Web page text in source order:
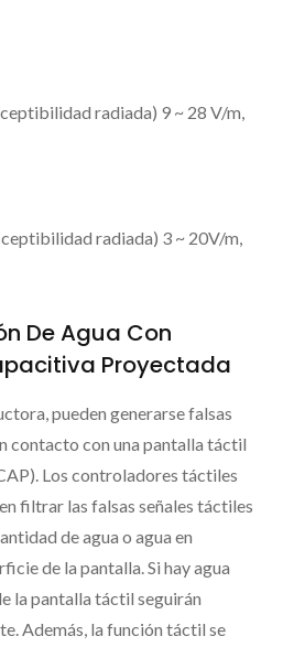
radiada) 9 ~ 28 V/m,
radiada) 3 ~ 20V/m,
De Agua Con
Proyectada
pueden generarse falsas
contacto con una pantalla táctil
Los controladores táctiles
filtrar las falsas señales táctiles
de agua o agua en
de la pantalla. Si hay agua
la pantalla táctil seguirán
Además, la función táctil se